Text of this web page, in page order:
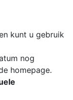
kunt u gebruik
nog
homepage.